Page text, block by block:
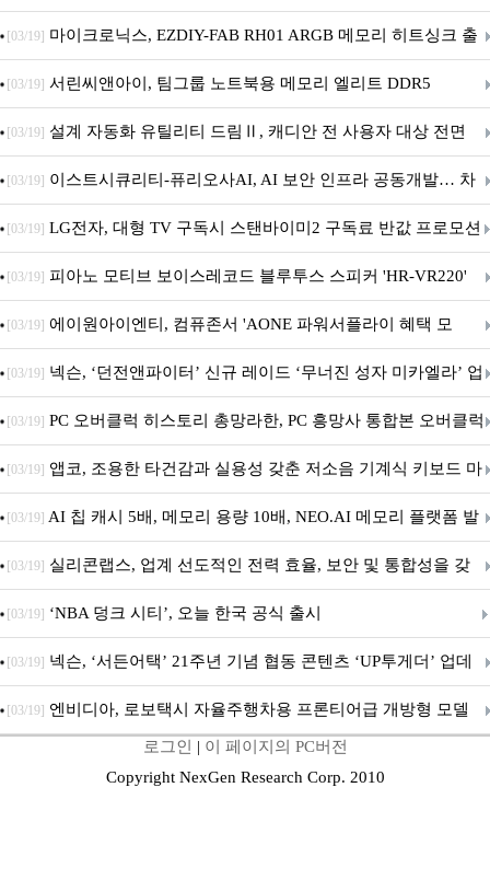
[03/19] 마이크로닉스, EZDIY-FAB RH01 ARGB 메모리 히트싱크 출
시
[03/19] 서린씨앤아이, 팀그룹 노트북용 메모리 엘리트 DDR5
5600MHz 16GB 출시
[03/19] 설계 자동화 유틸리티 드림Ⅱ, 캐디안 전 사용자 대상 전면
무상 배포
[03/19] 이스트시큐리티-퓨리오사AI, AI 보안 인프라 공동개발… 차
세대 AI 보안 플랫폼 구축
[03/19] LG전자, 대형 TV 구독시 스탠바이미2 구독료 반값 프로모션
[03/19] 피아노 모티브 보이스레코드 블루투스 스피커 'HR-VR220'
출시
[03/19] 에이원아이엔티, 컴퓨존서 'AONE 파워서플라이 혜택 모
음.ZIP' 이벤트 진행
[03/19] 넥슨, ‘던전앤파이터’ 신규 레이드 ‘무너진 성자 미카엘라’ 업
데이트!
[03/19] PC 오버클럭 히스토리 총망라한, PC 흥망사 통합본 오버클럭
특집(1-4편)
[03/19] 앱코, 조용한 타건감과 실용성 갖춘 저소음 기계식 키보드 마
우스 세트 'KM580' 출시
[03/19] AI 칩 캐시 5배, 메모리 용량 10배, NEO.AI 메모리 플랫폼 발
표
[03/19] 실리콘랩스, 업계 선도적인 전력 효율, 보안 및 통합성을 갖
춘 초저전력 블루투스 LE SoC ‘BG2B’ 공개
[03/19] ‘NBA 덩크 시티’, 오늘 한국 공식 출시
[03/19] 넥슨, ‘서든어택’ 21주년 기념 협동 콘텐츠 ‘UP투게더’ 업데
이트
[03/19] 엔비디아, 로보택시 자율주행차용 프론티어급 개방형 모델
‘알파마요 2 슈퍼’ 상업적 이용 가능
로그인 | 이 페이지의 PC버전
Copyright NexGen Research Corp. 2010